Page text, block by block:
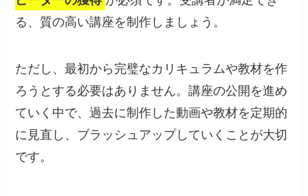
る、質の高い講座を制作しましょう。
ただし、最初から完璧なカリキュラムや教材を作
ろうとする必要はありません。講座の公開を進め
ていく中で、過去に制作した動画や教材を定期的
に見直し、ブラッシュアップしていくことが大切
です。